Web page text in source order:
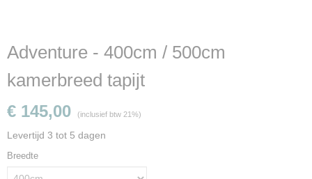
Adventure - 400cm / 500cm
kamerbreed tapijt
€ 145,00 (inclusief btw 21%)
Levertijd 3 tot 5 dagen
Breedte